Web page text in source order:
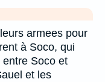
armees pour
à Soco, qui
Soco et
et les